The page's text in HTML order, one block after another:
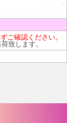
ご確認ください。
致します。